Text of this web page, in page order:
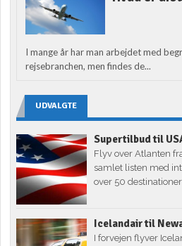
I mange år har man arbejdet med
rejsebranchen, men findes de...
UDVALGTE
Supertilbud til
Flyv over Atlanten
samlet listen med
over 50
Icelandair til
I forvejen flyver